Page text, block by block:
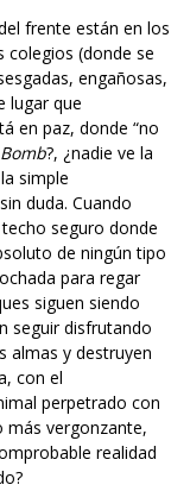
frente están en los
colegios (donde se
engañosas,
lugar que
en paz, donde “no
Bomb?, ¿nadie ve la
simple
duda. Cuando
seguro donde
de ningún tipo
para regar
siguen siendo
seguir disfrutando
almas y destruyen
con el
perpetrado con
más vergonzante,
realidad